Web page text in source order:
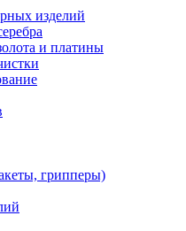
изделий
и платины
грипперы)